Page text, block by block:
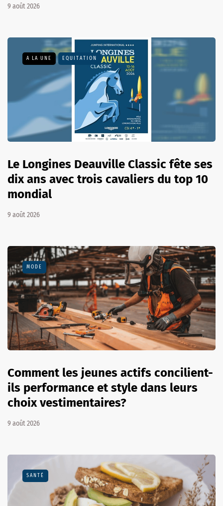
9 août 2026
A LA UNE EQUITATION
Le Longines Deauville Classic fête ses
dix ans avec trois cavaliers du top 10
mondial
9 août 2026
MODE
Comment les jeunes actifs concilient-
ils performance et style dans leurs
choix vestimentaires?
9 août 2026
SANTÉ